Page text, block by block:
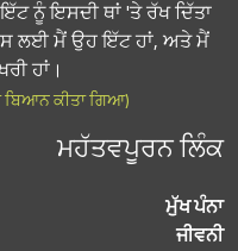
ਨੂੰ ਇਸਦੀ ਥਾਂ 'ਤੇ ਰੱਖ ਦਿੱਤਾ
ਲਈ ਮੈਂ ਉਹ ਇੱਟ ਹਾਂ, ਅਤੇ ਮੈਂ
ਹਾਂ।"
(ਬੁਖਾਰੀ 4.734, 4.735 ਦੁਆਰਾ ਬਿਆਨ ਕੀਤਾ ਗਿਆ)
ਮਹੱਤਵਪੂਰਨ ਲਿੰਕ
ਮੁੱਖ ਪੰਨਾ
ਜੀਵਨੀ